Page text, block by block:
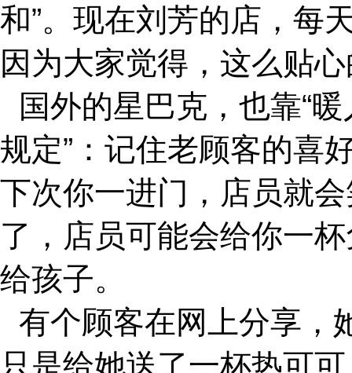
和”。现在刘芳的店，
因为大家觉得，这么贴
国外的星巴克，也靠“
规定”：记住老顾客的喜
下次你一进门，店员就
了，店员可能会给你一
给孩子。
有个顾客在网上分享，
只是给她送了一杯热可